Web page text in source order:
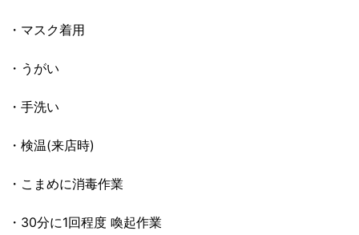
・マスク着用
・うがい
・手洗い
・検温(来店時)
・こまめに消毒作業
・30分に1回程度 喚起作業